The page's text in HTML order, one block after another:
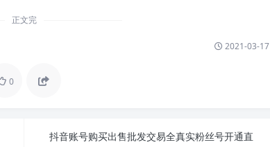
正文完
2021-03-17
0
抖音账号购买出售批发交易全真实粉丝号开通直